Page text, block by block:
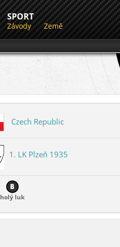
SPORT
Závody Země
Czech Republic
1. LK Plzeň 1935
holý luk